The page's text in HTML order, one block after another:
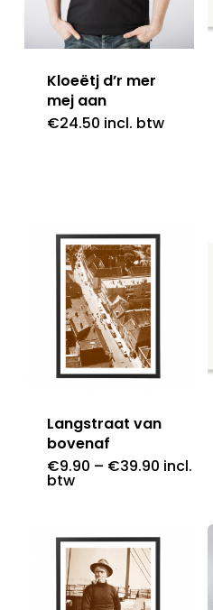
Kloeëtj d’r mer
mej aan
€24.50 incl. btw
Langstraat van
bovenaf
€9.90 – €39.90 incl.
btw